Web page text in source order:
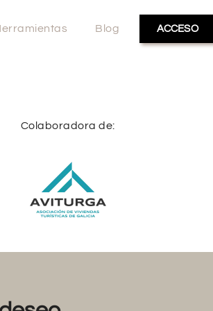
Blog ACCESO
Colaboradora de: